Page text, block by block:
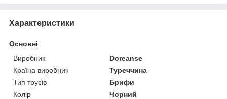
Характеристики
Основні
Виробник
Doreanse
Країна виробник
Туреччина
Тип трусів
Брифи
Колір
Чорний